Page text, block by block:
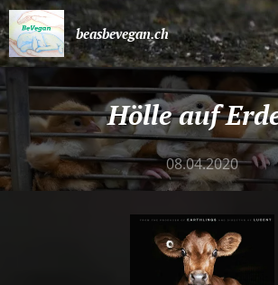
beasbevegan.ch
Hölle auf
08.04.2020